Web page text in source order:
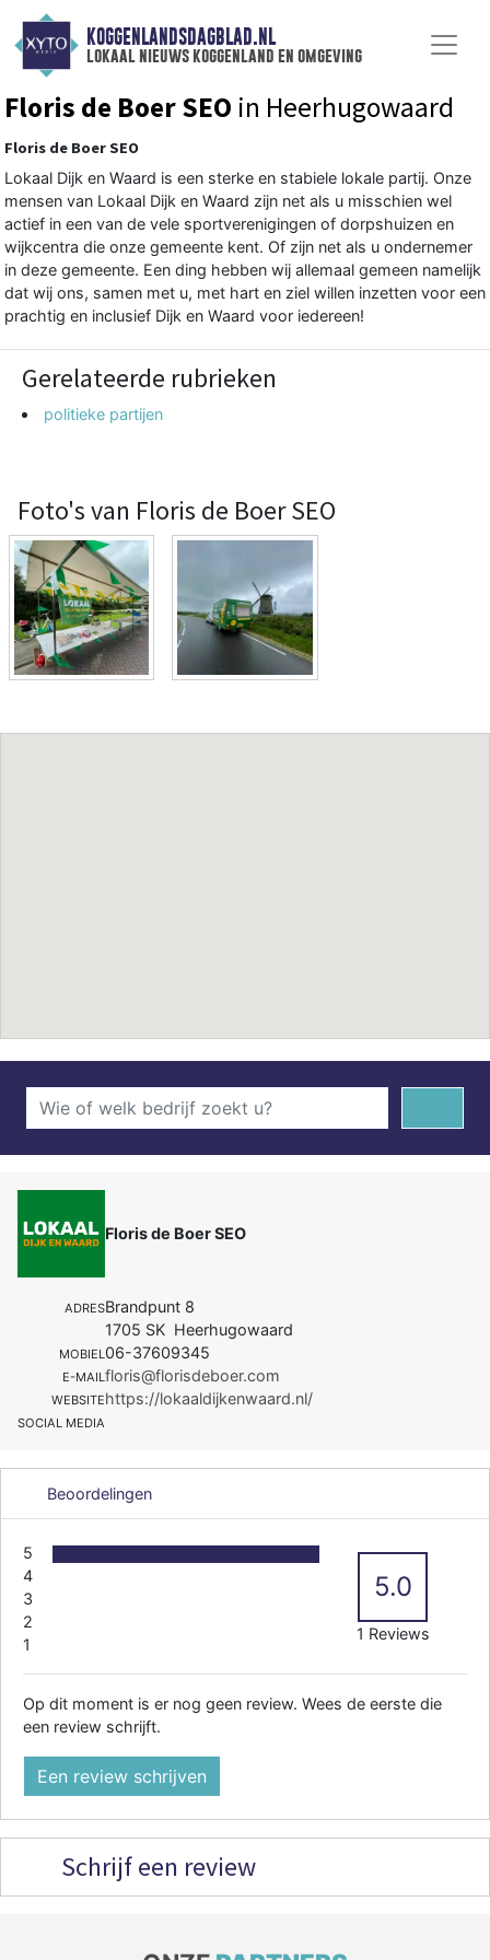
KOGGENLANDSDAGBLAD.NL
lokaal nieuws koggenland en omgeving
Floris de Boer SEO in Heerhugowaard
Floris de Boer SEO
Lokaal Dijk en Waard is een sterke en stabiele lokale partij. Onze
mensen van Lokaal Dijk en Waard zijn net als u misschien wel
actief in een van de vele sportverenigingen of dorpshuizen en
wijkcentra die onze gemeente kent. Of zijn net als u ondernemer
in deze gemeente. Een ding hebben wij allemaal gemeen namelijk
dat wij ons, samen met u, met hart en ziel willen inzetten voor een
prachtig en inclusief Dijk en Waard voor iedereen!
Gerelateerde rubrieken
politieke partijen
Foto's van Floris de Boer SEO
Floris de Boer SEO
ADRESBrandpunt 8
1705 SK Heerhugowaard
MOBIEL06-37609345
E-MAILfloris@florisdeboer.com
WEBSITEhttps://lokaaldijkenwaard.nl/
SOCIAL MEDIA
Beoordelingen
5
4
3
2
1
5.0
1 Reviews
Op dit moment is er nog geen review. Wees de eerste die
een review schrijft.
Een review schrijven
Schrijf een review